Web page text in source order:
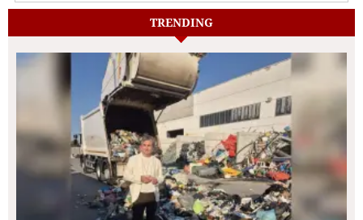
TRENDING